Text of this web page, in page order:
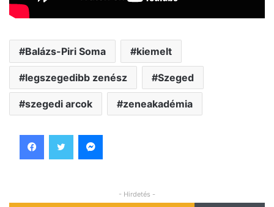
Balázs-Piri Soma kiemelt
legszegedibb zenész Szeged
szegedi arcok zeneakadémia
- Hirdetés -